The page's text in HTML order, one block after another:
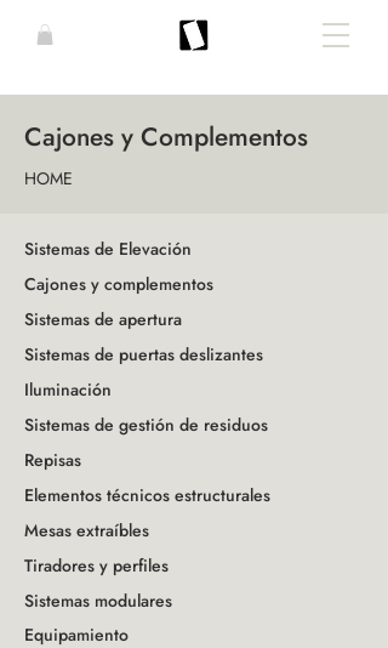
Cajones y Complementos
HOME
Sistemas de Elevación
Cajones y complementos
Sistemas de apertura
Sistemas de puertas deslizantes
Iluminación
Sistemas de gestión de residuos
Repisas
Elementos técnicos estructurales
Mesas extraíbles
Tiradores y perfiles
Sistemas modulares
Equipamiento